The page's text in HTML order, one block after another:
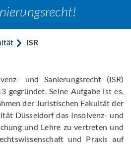
ISR
und Sanierungsrecht (ISR)
gegründet. Seine Aufgabe ist es,
der Juristischen Fakultät der
Düsseldorf das Insolvenz- und
und Lehre zu vertreten und
und Praxis auf